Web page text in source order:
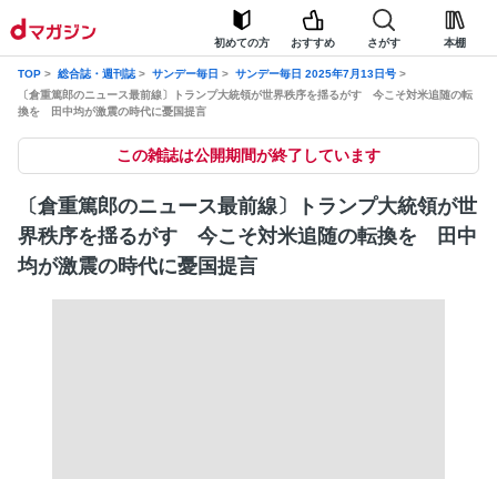
初めての方 おすすめ さがす 本棚
TOP 総合誌・週刊誌 サンデー毎日
サンデー毎日 2025年7月13日号
〔倉重篤郎のニュース最前線〕トランプ大統領が世界秩序を揺るがす 今こそ対米追随の転
換を 田中均が激震の時代に憂国提言
この雑誌は公開期間が終了しています
〔倉重篤郎のニュース最前線〕トランプ大統領が世
界秩序を揺るがす 今こそ対米追随の転換を 田中
均が激震の時代に憂国提言